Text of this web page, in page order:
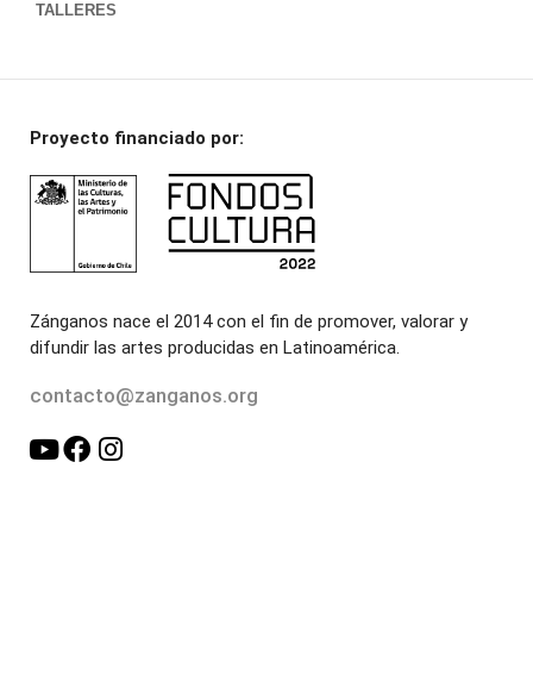
TALLERES
Proyecto financiado por:
Zánganos nace el 2014 con el fin de promover, valorar y
difundir las artes producidas en Latinoamérica.
contacto@zanganos.org